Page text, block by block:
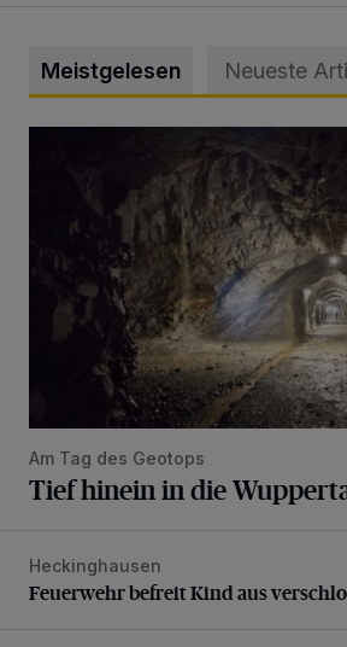
Meistgelesen Neueste
Am Tag des Geotops
Tief hinein in die
Feuerwehr befreit Kind aus
Heckinghausen
Feuerwehr befreit Kind aus